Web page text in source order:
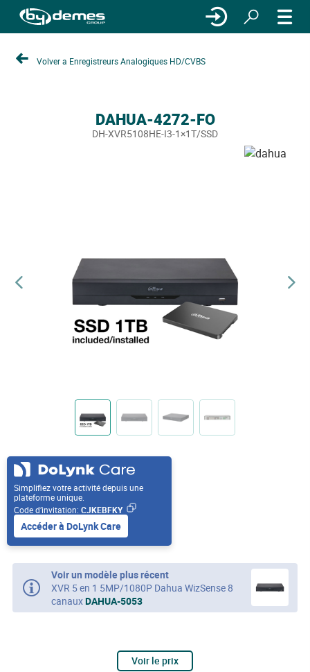
Volver a Enregistreurs Analogiques HD/CVBS
DAHUA-4272-FO
DH-XVR5108HE-I3-1×1T/SSD
Simplifiez votre activité depuis une
plateforme unique.
Code d’invitation: CJKEBFKY
Accéder à DoLynk Care
Voir un modèle plus récent
XVR 5 en 1 5MP/1080P Dahua WizSense 8
canauxDAHUA-5053
Voir le prix